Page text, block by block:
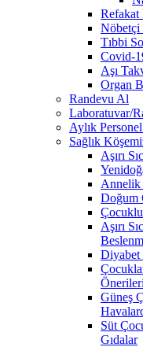
Refakat
Nöbetçi
Tıbbi
Covid-
Aşı
Organ
Randevu Al
Laboratuvar/
Aylık
Sağlık
Aşırı
Annelik
Doğum
Aşırı
Önerileri
Güneş
Süt
Gıdalar